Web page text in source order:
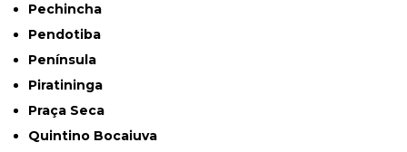
Pechincha
Pendotiba
Península
Piratininga
Praça Seca
Quintino Bocaiuva